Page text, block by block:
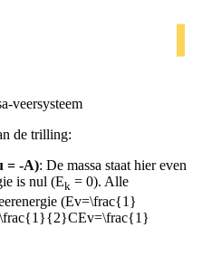
veersysteem
de trilling:
= -A): De massa staat hier even
is nul (Ek = 0). Alle
(Ev=\frac{1}